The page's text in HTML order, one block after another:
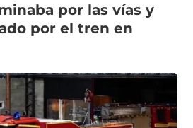
por las vías y
por el tren en